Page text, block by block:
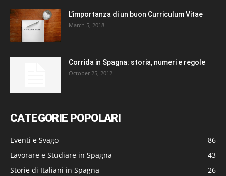
L’importanza di un buon Curriculum Vitae
March 5, 2018
Corrida in Spagna: storia, numeri e regole
October 25, 2012
CATEGORIE POPOLARI
Eventi e Svago
86
Lavorare e Studiare in Spagna
43
Storie di Italiani in Spagna
26